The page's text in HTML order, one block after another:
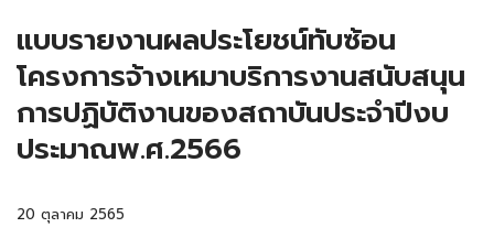
แบบรายงานผลประโยชน์ทับซ้อน
โครงการจ้างเหมาบริการงานสนับสนุน
การปฏิบัติงานของสถาบันประจำปีงบ
ประมาณพ.ศ.2566
20 ตุลาคม 2565